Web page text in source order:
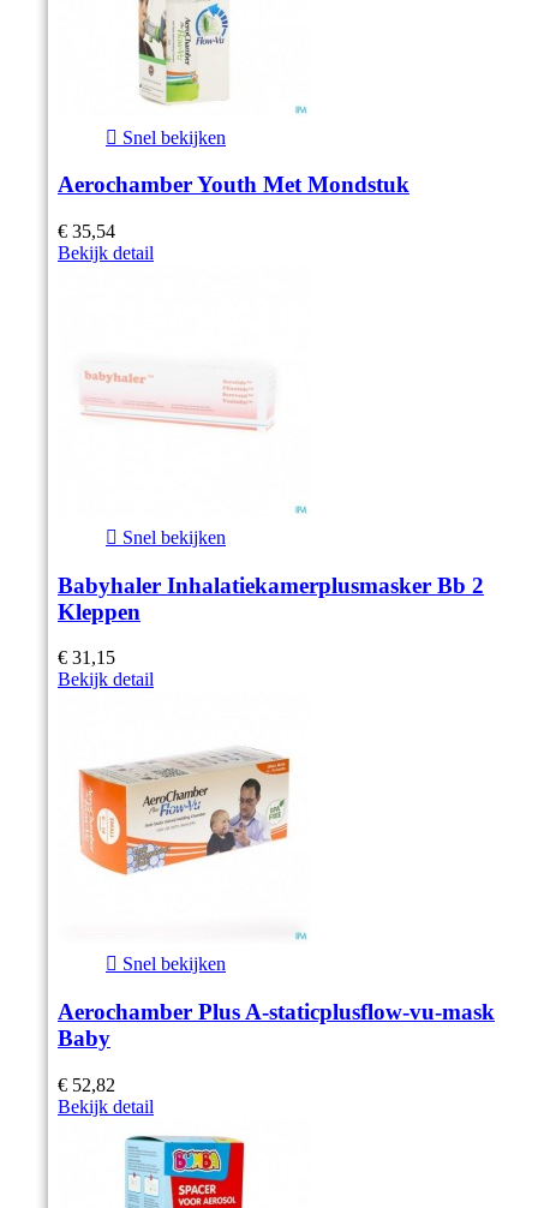
 Snel bekijken
Aerochamber Youth Met Mondstuk
€ 35,54
Bekijk detail
 Snel bekijken
Babyhaler Inhalatiekamerplusmasker Bb 2
Kleppen
€ 31,15
Bekijk detail
 Snel bekijken
Aerochamber Plus A-staticplusflow-vu-mask
Baby
€ 52,82
Bekijk detail